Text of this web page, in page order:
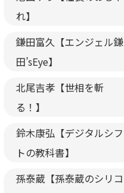
れ】
鎌田富久【エンジェル鎌
田’sEye】
北尾吉孝【世相を斬
る！】
鈴木康弘【デジタルシフ
トの教科書】
孫泰蔵【孫泰蔵のシリコ